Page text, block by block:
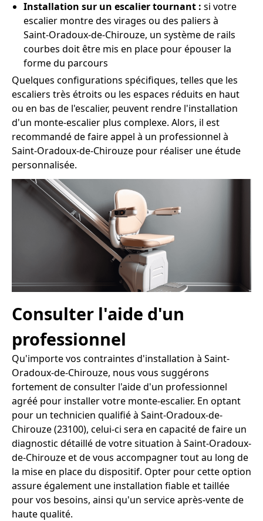
Installation sur un escalier tournant : si votre
escalier montre des virages ou des paliers à
Saint-Oradoux-de-Chirouze, un système de rails
courbes doit être mis en place pour épouser la
forme du parcours
Quelques configurations spécifiques, telles que les
escaliers très étroits ou les espaces réduits en haut
ou en bas de l'escalier, peuvent rendre l'installation
d'un monte-escalier plus complexe. Alors, il est
recommandé de faire appel à un professionnel à
Saint-Oradoux-de-Chirouze pour réaliser une étude
personnalisée.
Consulter l'aide d'un
professionnel
Qu'importe vos contraintes d'installation à Saint-
Oradoux-de-Chirouze, nous vous suggérons
fortement de consulter l'aide d'un professionnel
agréé pour installer votre monte-escalier. En optant
pour un technicien qualifié à Saint-Oradoux-de-
Chirouze (23100), celui-ci sera en capacité de faire un
diagnostic détaillé de votre situation à Saint-Oradoux-
de-Chirouze et de vous accompagner tout au long de
la mise en place du dispositif. Opter pour cette option
assure également une installation fiable et taillée
pour vos besoins, ainsi qu'un service après-vente de
haute qualité.